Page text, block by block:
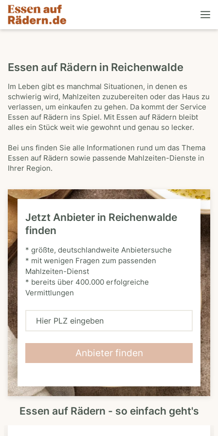
Essen auf Rädern in Reichenwalde
Im Leben gibt es manchmal Situationen, in denen es
schwierig wird, Mahlzeiten zuzubereiten oder das Haus zu
verlassen, um einkaufen zu gehen. Da kommt der Service
Essen auf Rädern ins Spiel. Mit Essen auf Rädern bleibt
alles ein Stück weit wie gewohnt und genau so lecker.
Bei uns finden Sie alle Informationen rund um das Thema
Essen auf Rädern sowie passende Mahlzeiten-Dienste in
Ihrer Region.
Jetzt Anbieter in Reichenwalde
finden
* größte, deutschlandweite Anbietersuche
* mit wenigen Fragen zum passenden
Mahlzeiten-Dienst
* bereits über 400.000 erfolgreiche
Vermittlungen
H
L
Z
Anbieter finden
Essen auf Rädern - so einfach geht's